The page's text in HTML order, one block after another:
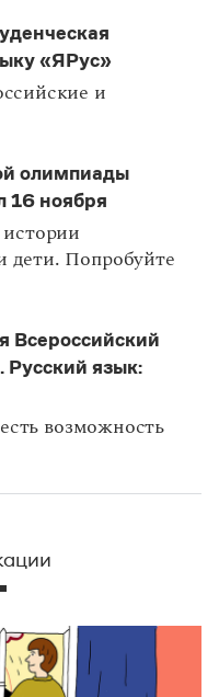
«ЯРус»
и
олимпиады
16 ноября
дети. Попробуйте
Всероссийский
язык:
возможность